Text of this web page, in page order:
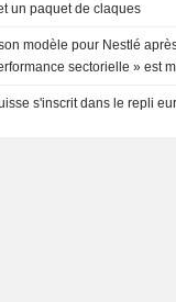
un paquet de claques
modèle pour Nestlé
sectorielle » est
s'inscrit dans le repli